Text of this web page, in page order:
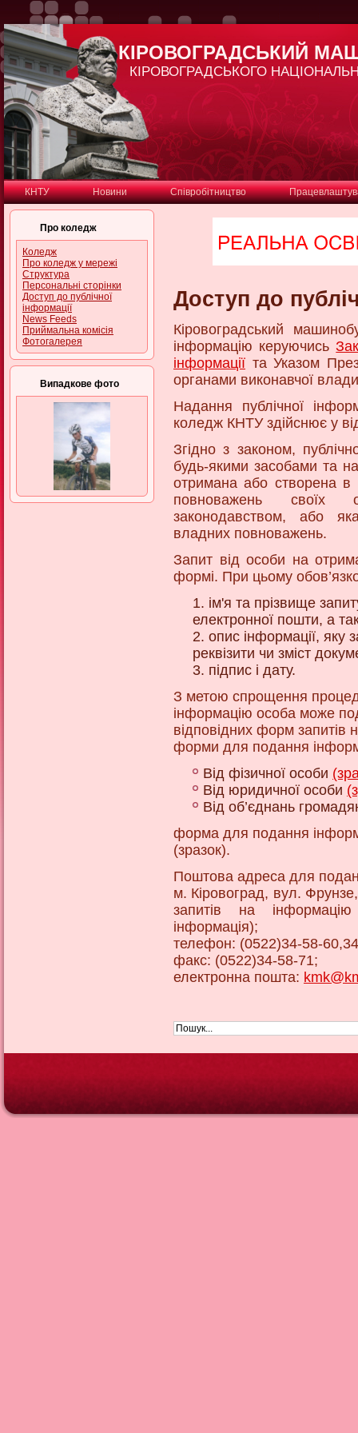
КІРОВОГРАДСЬКИЙ
КІРОВОГРАДСЬКОГО
КНТУ Новини Співробітництво
Про коледж
Коледж
Про коледж у мережі
Структура
Персональні сторінки
Доступ до публічної
інформації
News Feeds
Приймальна комісія
Фотогалерея
Випадкове фото
Доступ до
Кіровоградський
інформацію керуючись
інформації та Указом
органами виконавчої
Надання публічної
коледж КНТУ здійснює у
Згідно з законом,
будь-якими засобами та
отримана або створена в
повноважень своїх
законодавством, або
владних повноважень.
Запит від особи на
формі. При цьому
ім'я та прізвище
електронної пошти, а
опис інформації, яку
реквізити чи зміст
підпис і дату.
З метою спрощення
інформацію особа може
відповідних форм запитів
форми для подання
Від фізичної особи
Від юридичної особи
Від об’єднань
форма для подання
(зразок).
Поштова адреса для
м. Кіровоград, вул.
запитів на
інформація);
телефон: (0522)34-58-
факс: (0522)34-58-71;
електронна пошта: